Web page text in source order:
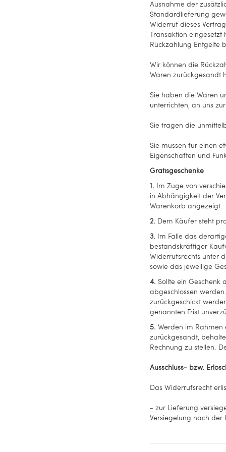
Ausnahme der
Standardlieferung
Widerruf dieses
Transaktion
Rückzahlung Entgelte
Wir können die
Waren zurückgesandt
Sie haben die Waren
unterrichten, an uns
Sie tragen die
Sie müssen für einen
Eigenschaften und
Gratisgeschenke
1. Im Zuge von
in Abhängigkeit der
Warenkorb angezeigt.
2. Dem Käufer steht
3. Im Falle das
bestandskräftiger
Widerrufsrechts unter
sowie das jeweilige
4. Sollte ein
abgeschlossen
zurückgeschickt
genannten Frist
5. Werden im Rahmen
zurückgesandt,
Rechnung zu stellen.
Ausschluss- bzw.
Das Widerrufsrecht
- zur Lieferung
Versiegelung nach